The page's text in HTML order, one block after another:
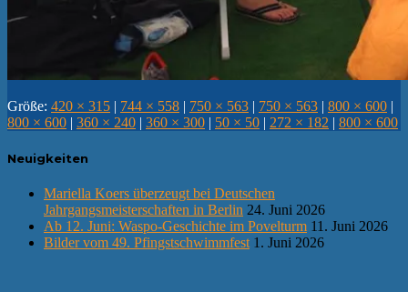
Größe: 420 × 315 | 744 × 558 | 750 × 563 | 750 × 563 | 800 × 600 |
800 × 600 | 360 × 240 | 360 × 300 | 50 × 50 | 272 × 182 | 800 × 600
Neuigkeiten
Mariella Koers überzeugt bei Deutschen
Jahrgangsmeisterschaften in Berlin 24. Juni 2026
Ab 12. Juni: Waspo-Geschichte im Povelturm 11. Juni 2026
Bilder vom 49. Pfingstschwimmfest 1. Juni 2026